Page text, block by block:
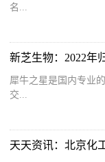
名...
新芝生物：2022年
犀牛之星是国内专业
交...